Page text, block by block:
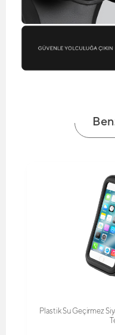
Plastik Su Geçirmez